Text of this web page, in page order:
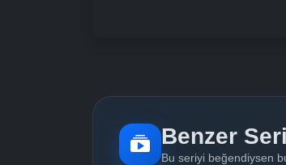
Benzer
Bu seriyi beğendiysen